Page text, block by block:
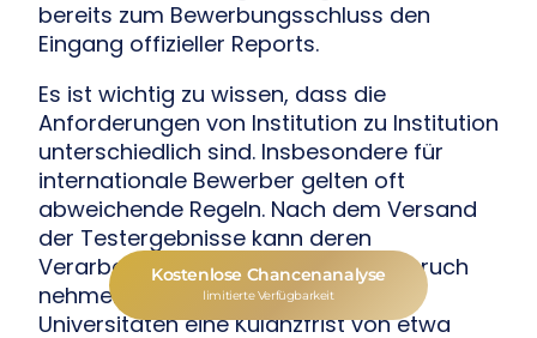
Kostenlose Chancenanalyse
limitierte Verfügbarkeit
bereits zum Bewerbungsschluss den
Eingang offizieller Reports.
Es ist wichtig zu wissen, dass die
Anforderungen von Institution zu Institution
unterschiedlich sind. Insbesondere für
internationale Bewerber gelten oft
abweichende Regeln. Nach dem Versand
der Testergebnisse kann deren
Verarbeitung mehrere Tage in Anspruch
nehmen. Zwar gewähren viele
Universitäten eine Kulanzfrist von etwa